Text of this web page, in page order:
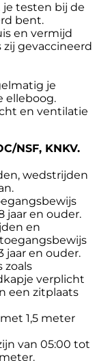
je testen bij de
bent.
en vermijd
gevaccineerd
je
elleboog.
en ventilatie
NSF, KNKV.
wedstrijden
jaar en ouder.
en
jaar en ouder.
zoals
verplicht
een zitplaats
1,5 meter
van 05:00 tot